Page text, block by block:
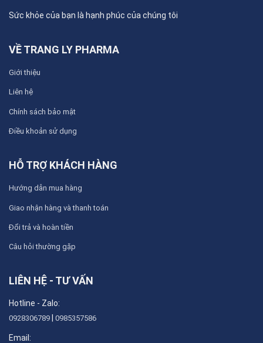
Sức khỏe của bạn là hạnh phúc của chúng tôi
VỀ TRANG LY PHARMA
Giới thiệu
Liên hệ
Chính sách bảo mật
Điều khoản sử dụng
HỖ TRỢ KHÁCH HÀNG
Hướng dẫn mua hàng
Giao nhận hàng và thanh toán
Đổi trả và hoàn tiền
Câu hỏi thường gặp
LIÊN HỆ - TƯ VẤN
Hotline - Zalo:
0928306789 0985357586
Email: